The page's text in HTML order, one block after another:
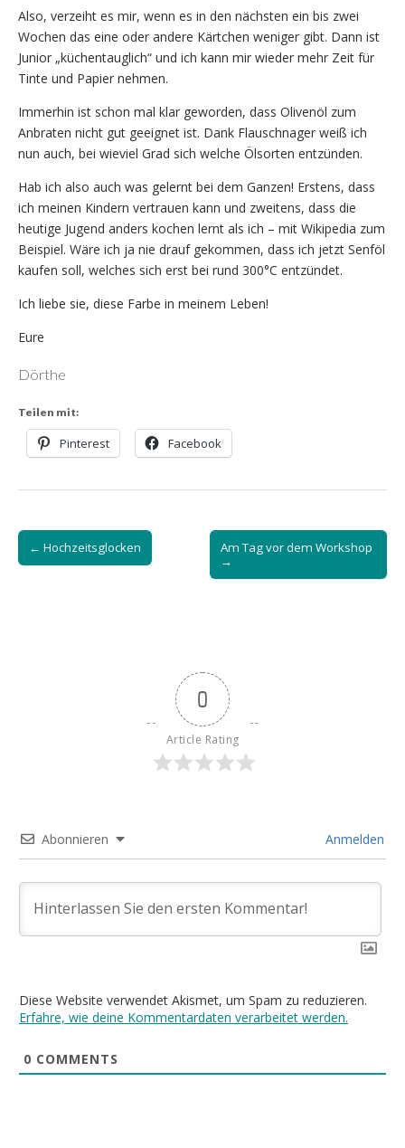
Also, verzeiht es mir, wenn es in den nächsten ein bis zwei
Wochen das eine oder andere Kärtchen weniger gibt. Dann ist
Junior „küchentauglich“ und ich kann mir wieder mehr Zeit für
Tinte und Papier nehmen.
Immerhin ist schon mal klar geworden, dass Olivenöl zum
Anbraten nicht gut geeignet ist. Dank Flauschnager weiß ich
nun auch, bei wieviel Grad sich welche Ölsorten entzünden.
Hab ich also auch was gelernt bei dem Ganzen! Erstens, dass
ich meinen Kindern vertrauen kann und zweitens, dass die
heutige Jugend anders kochen lernt als ich – mit Wikipedia zum
Beispiel. Wäre ich ja nie drauf gekommen, dass ich jetzt Senföl
kaufen soll, welches sich erst bei rund 300°C entzündet.
Ich liebe sie, diese Farbe in meinem Leben!
Eure
Dörthe
Teilen mit:
Pinterest Facebook
Post
navigation
← Hochzeitsglocken
Am Tag vor dem Workshop
→
0
Article Rating
Abonnieren Anmelden
Diese Website verwendet Akismet, um Spam zu reduzieren.
Erfahre, wie deine Kommentardaten verarbeitet werden.
0 COMMENTS